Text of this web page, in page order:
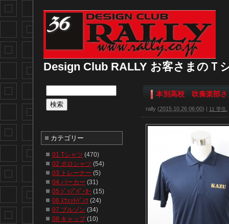
Design Club RALLY お客さまのＴ
本別高校 吹奏楽部さ
rally (2015.10.26 06:00) | 11 学生
カテゴリー
01 Tシャツ (470)
02 ポロシャツ (54)
03 トレーナー (5)
04 パーカー (31)
05 ｼﾞｯﾌﾟﾊﾟｰｶｰ (15)
06 ｽｳｪｯﾄﾊﾟﾝﾂ (24)
07 ブルゾン (34)
08 キャップ(10)